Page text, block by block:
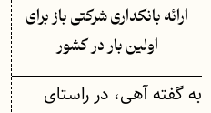
ارائه بانکداری شرکتی باز برای
اولین بار در کشور
به گفته آهی، در راستای